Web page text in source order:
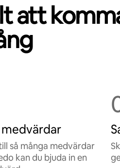
att
medvärdar
så många medvärdar
kan du bjuda in en